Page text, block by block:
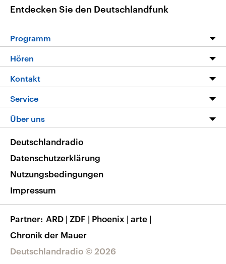
Entdecken Sie den Deutschlandfunk
Programm
Programm
Die Nachrichten
Nachrichtenleicht
Neue Beiträge auf dlf.de
Hören
Livestream
Podcasts
Deutschlandfunk App
Nachrichten App
Frequenzen
Kontakt
Hörerservice
Service
FAQ
Veranstaltungen
Musikliste
RSS
Über uns
Barrierefreiheit
Deutschlandradio © 2026
Deutschlandradio
Datenschutzerklärung
Nutzungsbedingungen
Impressum
Partner ARD | ZDF | Phoenix | arte |
Chronik der Mauer